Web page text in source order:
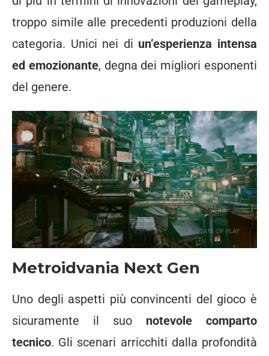
troppo simile alle precedenti produzioni della
categoria. Unici nei di un’esperienza intensa
ed emozionante, degna dei migliori esponenti
del genere.
Metroidvania Next Gen
Uno degli aspetti più convincenti del gioco è
sicuramente il suo notevole comparto
tecnico. Gli scenari arricchiti dalla profondità